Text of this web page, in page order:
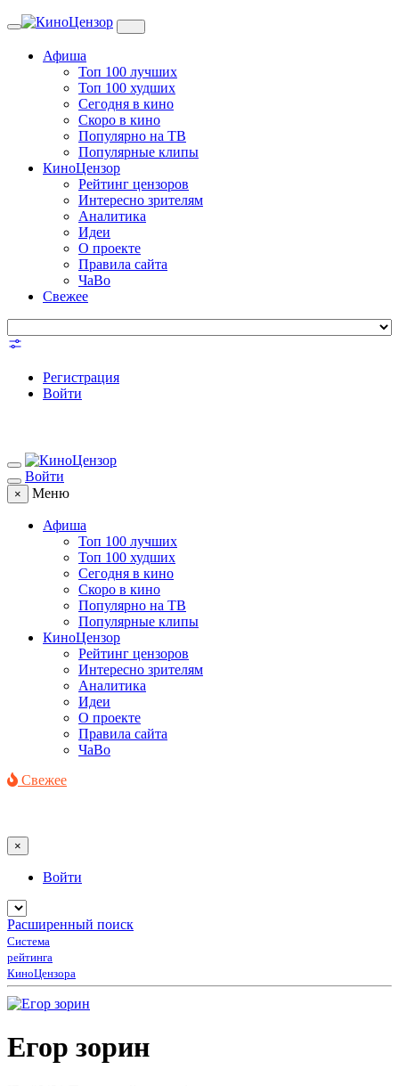
Toggle
Афиша
Топ 100 лучших
Топ 100 худших
Сегодня в кино
Скоро в кино
Популярно на ТВ
Популярные клипы
КиноЦензор
Рейтинг цензоров
Интересно зрителям
Аналитика
Идеи
О проекте
Правила сайта
ЧаВо
Свежее
Регистрация
Войти
Войти
× Меню
Афиша
Топ 100 лучших
Топ 100 худших
Сегодня в кино
Скоро в кино
Популярно на ТВ
Популярные клипы
КиноЦензор
Рейтинг цензоров
Интересно зрителям
Аналитика
Идеи
О проекте
Правила сайта
ЧаВо
Свежее
×
Войти
Расширенный поиск
Система
рейтинга
КиноЦензора
Егор зорин